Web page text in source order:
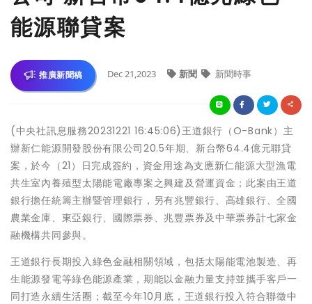
能源聯貸案
推廣新聞稿 Dec 21,2023 新聞 新聞時事
(中央社訊息服務20231221 16:45:06)王道銀行（O-Bank）主
辦新仁能源開發股份有限公司20.5年期、新台幣64.4億元聯貸
案，於今（21）日完成簽約，資金用途為支應新仁能源大型漁電
共生室內養殖型太陽能電廠專案之興建及營運資金；此案由王道
銀行擔任統籌主辦暨管理銀行，另有兆豐銀行、高雄銀行、全國
農業金庫、東亞銀行、國際票券、兆豐票券及中華票券計七家金
融機構共同參與。
王道銀行長期投入綠色金融相關領域，包括太陽能電池製造、再
生能源發電等綠色能源產業，期能以金融力量支持並攜手客戶一
同打造永續生活圈；截至今年10月底，王道銀行投入符合聯徵中